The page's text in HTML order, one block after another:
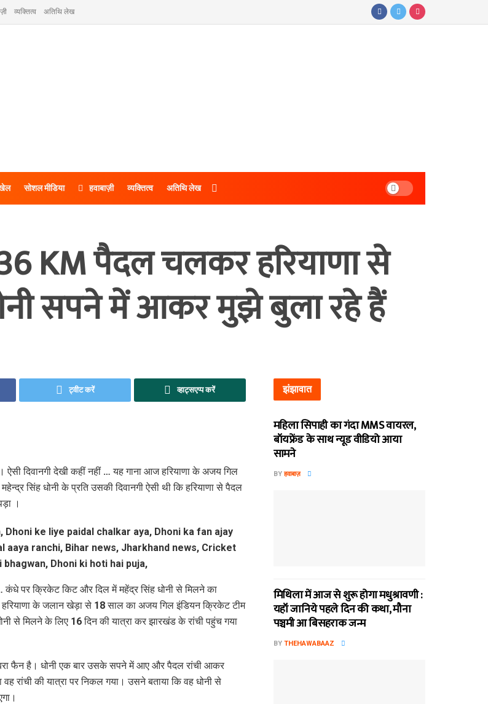
व्यक्तित्व अतिथि लेख
सोशल मीडिया हवाबाज़ी व्यक्तित्व अतिथि लेख
KM पैदल चलकर हरियाणा से
सपने में आकर मुझे बुला रहे हैं
ट्वीट करें व्हाट्सएप्प करें
ऐसी दिवानगी देखी कहीं नहीं … यह गाना आज हरियाणा के अजय गिल
सिंह धोनी के प्रति उसकी दिवानगी ऐसी थी कि हरियाणा से पैदल
।
कंधे पर क्रिकेट किट और दिल में महेंद्र सिंह धोनी से मिलने का
के जलान खेड़ा से 18 साल का अजय गिल इंडियन क्रिकेट टीम
से मिलने के लिए 16 दिन की यात्रा कर झारखंड के रांची पहुंच गया
फैन है। धोनी एक बार उसके सपने में आए और पैदल रांची आकर
रांची की यात्रा पर निकल गया। उसने बताया कि वह धोनी से
झंझावात
महिला सिपाही का गंदा MMS वायरल,
बॉयफ्रेंड के साथ न्यूड वीडियो आया
सामने
BY हवाबाज़
मिथि‍ला में आज से शुरू होगा मधुश्रावणी :
यहॉं जानिये पहले दिन की कथा, मौना
पञ्चमी आ बिसहराक जन्म
BY THEHAWABAAZ